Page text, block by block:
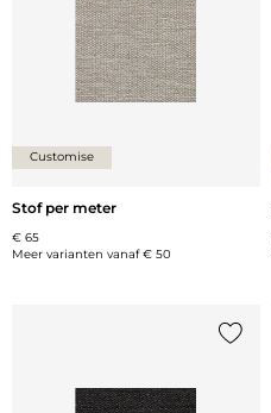
Customise
Stof per meter
€ 65
Meer varianten vanaf€ 50